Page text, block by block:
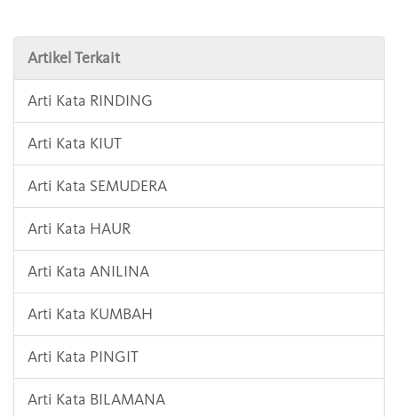
Artikel Terkait
Arti Kata RINDING
Arti Kata KIUT
Arti Kata SEMUDERA
Arti Kata HAUR
Arti Kata ANILINA
Arti Kata KUMBAH
Arti Kata PINGIT
Arti Kata BILAMANA